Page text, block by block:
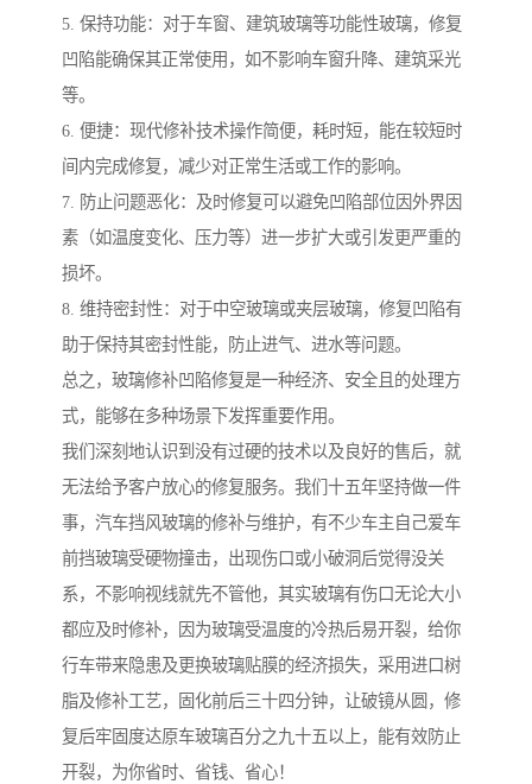
5. 保持功能：对于车窗、建筑玻璃等功能性玻璃，修复
凹陷能确保其正常使用，如不影响车窗升降、建筑采光
等。
6. 便捷：现代修补技术操作简便，耗时短，能在较短时
间内完成修复，减少对正常生活或工作的影响。
7. 防止问题恶化：及时修复可以避免凹陷部位因外界因
素（如温度变化、压力等）进一步扩大或引发更严重的
损坏。
8. 维持密封性：对于中空玻璃或夹层玻璃，修复凹陷有
助于保持其密封性能，防止进气、进水等问题。
总之，玻璃修补凹陷修复是一种经济、安全且的处理方
式，能够在多种场景下发挥重要作用。
我们深刻地认识到没有过硬的技术以及良好的售后，就
无法给予客户放心的修复服务。我们十五年坚持做一件
事，汽车挡风玻璃的修补与维护，有不少车主自己爱车
前挡玻璃受硬物撞击，出现伤口或小破洞后觉得没关
系，不影响视线就先不管他，其实玻璃有伤口无论大小
都应及时修补，因为玻璃受温度的冷热后易开裂，给你
行车带来隐患及更换玻璃贴膜的经济损失，采用进口树
脂及修补工艺，固化前后三十四分钟，让破镜从圆，修
复后牢固度达原车玻璃百分之九十五以上，能有效防止
开裂，为你省时、省钱、省心！